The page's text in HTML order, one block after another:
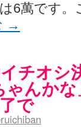
6萬です
→
チオシ
んか
で